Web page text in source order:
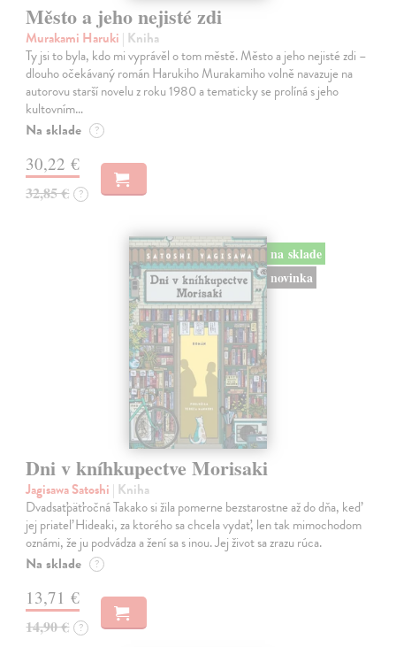
Město a jeho nejisté zdi
Murakami Haruki | Kniha
Ty jsi to byla, kdo mi vyprávěl o tom městě. Město a jeho nejisté zdi –
dlouho očekávaný román Harukiho Murakamiho volně navazuje na
autorovu starší novelu z roku 1980 a tematicky se prolíná s jeho
kultovním…
Na sklade ?
30,22 €
32,85 € ?
na sklade
novinka
Dni v kníhkupectve Morisaki
Jagisawa Satoshi | Kniha
Dvadsaťpäťročná Takako si žila pomerne bezstarostne až do dňa, keď
jej priateľ Hideaki, za ktorého sa chcela vydať, len tak mimochodom
oznámi, že ju podvádza a žení sa s inou. Jej život sa zrazu rúca.
Na sklade ?
13,71 €
14,90 € ?